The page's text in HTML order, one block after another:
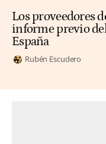
Los proveedores
informe previo
España
Rubén Escudero